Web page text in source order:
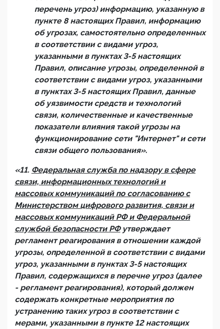
перечень угроз) информацию, указанную в
пункте 8 настоящих Правил, информацию
об угрозах, самостоятельно определенных
в соответствии с видами угроз,
указанными в пунктах 3-5 настоящих
Правил, описание угрозы, определенной в
соответствии с видами угроз, указанными
в пунктах 3-5 настоящих Правил, данные
об уязвимости средств и технологий
связи, количественные и качественные
показатели влияния такой угрозы на
функционирование сети "Интернет" и сети
связи общего пользования».
«11. Федеральная служба по надзору в сфере
связи, информационных технологий и
массовых коммуникаций по согласованию с
Министерством цифрового развития, связи и
массовых коммуникаций РФ и Федеральной
службой безопасности РФутверждает
регламент реагирования в отношении каждой
угрозы, определенной в соответствии с видами
угроз, указанными в пунктах 3-5 настоящих
Правил, содержащихся в перечне угроз (далее
- регламент реагирования), который должен
содержать конкретные мероприятия по
устранению таких угроз в соответствии с
мерами, указанными в пункте 12 настоящих